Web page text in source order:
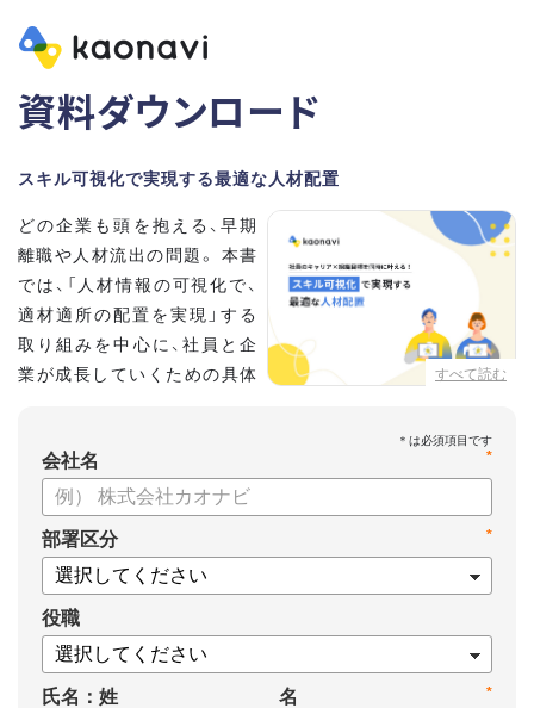
資料ダウンロード
スキル可視化で実現する最適な人材配置
すべて読む
どの企業も頭を抱える、早期
離職や人材流出の問題。 本書
では、「人材情報の可視化で、
適材適所の配置を実現」する
取り組みを中心に、社員と企
業が成長していくための具体
【資料の内容】
・不適切な人員配置の要因と悪影響
・データドリブンな人材配置のメリット
・導入イメージとリーダー育成への応用
*
会社名
*
部署区分
役職
氏名：姓 *
名